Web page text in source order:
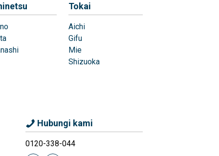
Tokai
Aichi
Gifu
Mie
Shizuoka
Hubungi kami
0120-338-044